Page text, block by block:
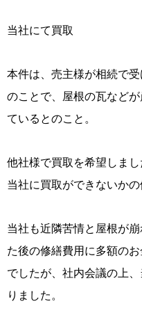
当社にて買取
本件は、売主様が相続で
のことで、屋根の瓦など
ているとのこと。
他社様で買取を希望しま
当社に買取ができないかの
当社も近隣苦情と屋根が
た後の修繕費用に多額の
でしたが、社内会議の上
りました。